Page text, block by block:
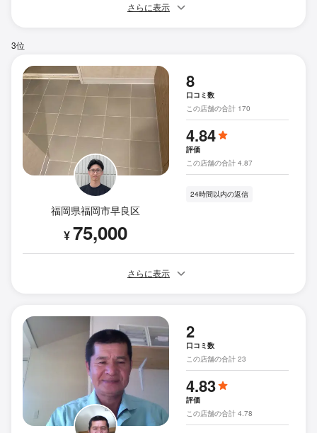
さらに表示
3位
福岡県福岡市早良区
¥75,000
8
口コミ数
この店舗の合計 170
4.84
評価
この店舗の合計 4.87
24時間以内の返信
さらに表示
2
口コミ数
この店舗の合計 23
4.83
評価
この店舗の合計 4.78